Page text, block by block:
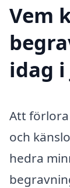
Vem
idag i
Att
och
hedra